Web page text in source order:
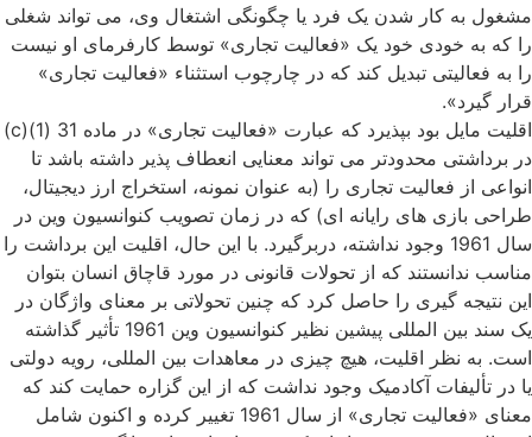
مشغول به کار شدن یک فرد یا چگونگی اشتغال وی، می تواند شغلی
را که به خودی خود یک «فعالیت تجاری» توسط کارفرمای او نیست
را به فعالیتی تبدیل کند که در چارچوب استثناء «فعالیت تجاری»
قرار گیرد».
اقلیت مایل بود بپذیرد که عبارت «فعالیت تجاری» در ماده 31 (1)(c)
در برداشتی محدودتر می تواند معنایی انعطاف پذیر داشته باشد تا
انواعی از فعالیت تجاری را (به عنوان نمونه، استخراج ارز دیجیتال،
طراحی بازی های رایانه ای) که در زمان تصویب کنوانسیون وین در
سال 1961 وجود نداشته، دربرگیرد. با این حال، اقلیت این برداشت را
مناسب ندانستند که از تحولات قانونی در مورد قاچاق انسان بتوان
این نتیجه گیری را حاصل کرد که چنین تحولاتی بر معنای واژگان در
یک سند بین المللی پیشین نظیر کنوانسیون وین 1961 تأثیر گذاشته
است. به نظر اقلیت، هیچ چیزی در معاهدات بین المللی، رویه دولتی
یا در تألیفات آکادمیک وجود نداشت که از این گزاره حمایت کند که
معنای «فعالیت تجاری» از سال 1961 تغییر کرده و اکنون شامل